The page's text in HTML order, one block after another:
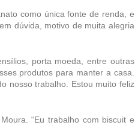
como única fonte de renda, e
dúvida, motivo de muita alegria
porta moeda, entre outras
produtos para manter a casa.
nosso trabalho. Estou muito feliz
“Eu trabalho com biscuit e